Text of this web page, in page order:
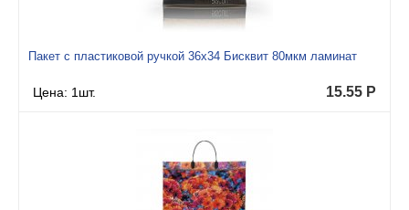
Пакет с пластиковой ручкой 36x34 Бисквит 80мкм ламинат
Цена: 1шт. 15.55 Р